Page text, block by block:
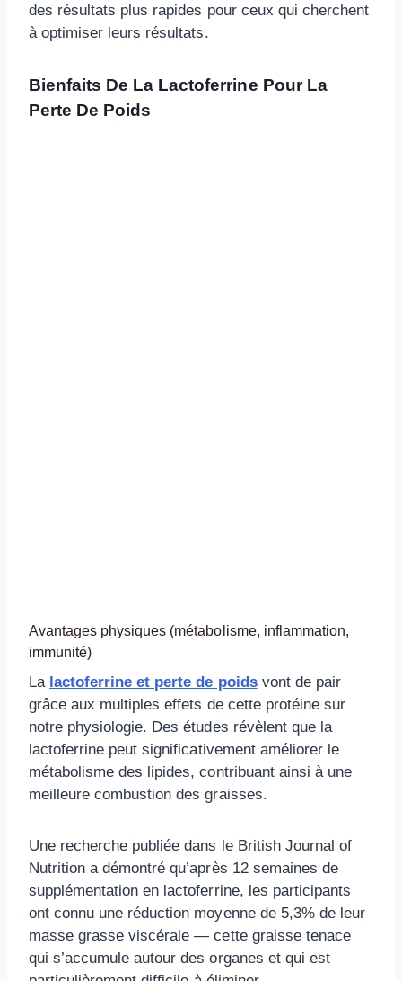
des résultats plus rapides pour ceux qui cherchent
à optimiser leurs résultats.
Bienfaits De La Lactoferrine Pour La
Perte De Poids
Avantages physiques (métabolisme, inflammation,
immunité)
La lactoferrine et perte de poidsvont de pair
grâce aux multiples effets de cette protéine sur
notre physiologie. Des études révèlent que la
lactoferrine peut significativement améliorer le
métabolisme des lipides, contribuant ainsi à une
meilleure combustion des graisses.
Une recherche publiée dans le British Journal of
Nutrition a démontré qu’après 12 semaines de
supplémentation en lactoferrine, les participants
ont connu une réduction moyenne de 5,3% de leur
masse grasse viscérale — cette graisse tenace
qui s’accumule autour des organes et qui est